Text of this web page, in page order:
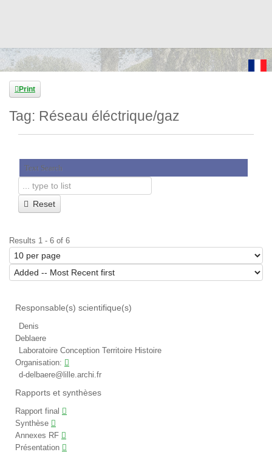
Print
Tag: Réseau éléctrique/gaz
Text Search
Reset
Results 1 - 6 of 6
Responsable(s) scientifique(s)
Denis
Deblaere
Laboratoire Conception Territoire Histoire
Organisation:
d-delbaere@lille.archi.fr
Rapports et synthèses
Rapport final
Synthèse
Annexes RF
Présentation